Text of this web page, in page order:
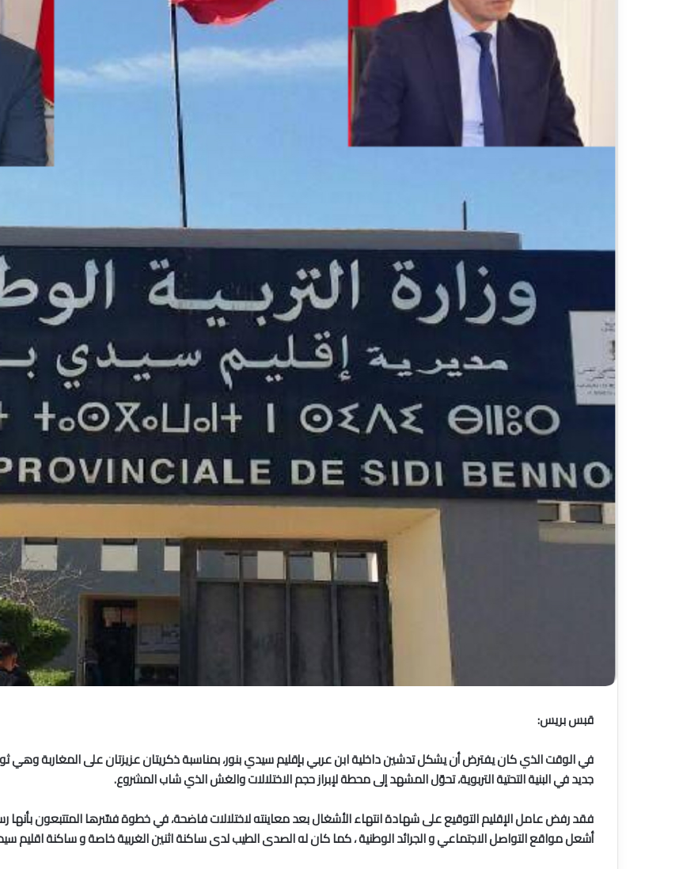
قبس بريس:
في الوقت الذي كان يفترض أن يشكل تدشين داخلية ابن عربي بإقليم سيدي بنور، بمناسبة ذكريتان عزيزتان على المغاربة وهي
جديد في البنية التحتية التربوية، تحوّل المشهد إلى محطة لإبراز حجم الاختلالات والغش الذي شاب المشروع.
فقد رفض عامل الإقليم التوقيع على شهادة انتهاء الأشغال بعد معاينته لاختلالات فاضحة، في خطوة فسّرها المتتبعون بأنها
أشعل مواقع التواصل الاجتماعي و الجرائد الوطنية ، كما كان له الصدى الطيب لدى ساكنة اثنين الغربية خاصة و ساكنة اقليم